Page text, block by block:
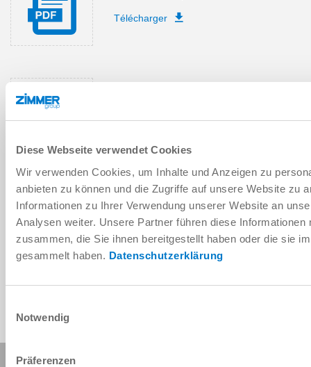
Diese Webseite verwendet Cookies
Wir verwenden Cookies, um Inhalte und Anzeigen zu
anbieten zu können und die Zugriffe auf unsere Website zu
Informationen zu Ihrer Verwendung unserer Website an
Analysen weiter. Unsere Partner führen diese
zusammen, die Sie ihnen bereitgestellt haben oder die sie
gesammelt haben. Datenschutzerklärung
Notwendig
Präferenzen
Télécharger
Télécharger les données de CAO
Télécharger